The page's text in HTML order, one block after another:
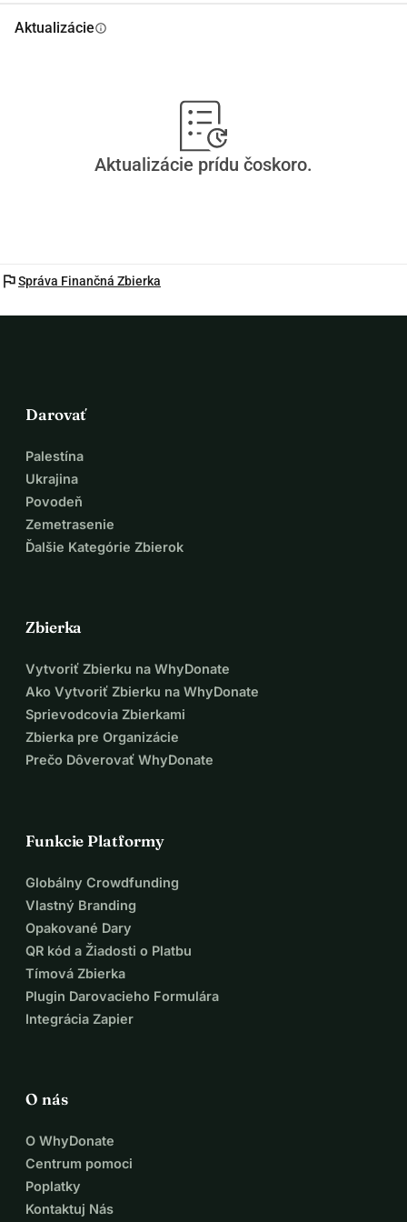
Aktualizácieinfo
Aktualizácie prídu čoskoro.
flagSpráva Finančná Zbierka
Darovať
Palestína
Ukrajina
Povodeň
Zemetrasenie
Ďalšie Kategórie Zbierok
Zbierka
Vytvoriť Zbierku na WhyDonate
Ako Vytvoriť Zbierku na WhyDonate
Sprievodcovia Zbierkami
Zbierka pre Organizácie
Prečo Dôverovať WhyDonate
Funkcie Platformy
Globálny Crowdfunding
Vlastný Branding
Opakované Dary
QR kód a Žiadosti o Platbu
Tímová Zbierka
Plugin Darovacieho Formulára
Integrácia Zapier
O nás
O WhyDonate
Centrum pomoci
Poplatky
Kontaktuj Nás